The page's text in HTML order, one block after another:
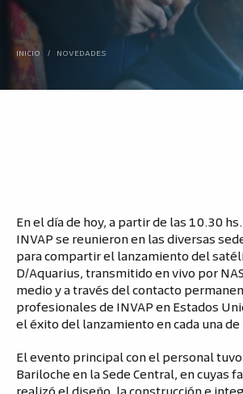
INICIO / NOVEDADES
En el día de hoy, a partir de las 10.30
INVAP se reunieron en las diversas
para compartir el lanzamiento del
D/Aquarius, transmitido en vivo por
medio y a través del contacto
profesionales de INVAP en Estados
el éxito del lanzamiento en cada una
El evento principal con el personal
Bariloche en la Sede Central, en cuyas
realizó el diseño, la construcción e